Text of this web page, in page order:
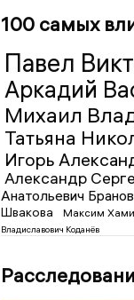
100 самых
Павел
Аркадий
Михаил
Татьяна
Игорь
Александр
Анатольевич Бранов
Швакова
Максим
Владиславович Коданёв